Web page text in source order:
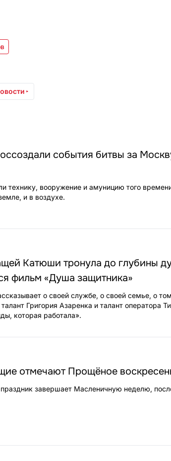
события битвы за
технику, вооружение и амуницию того
и в воздухе.
Катюши тронула до глубины
фильм «Душа защитника»
о своей службе, о своей семье, о
Григория Азаренка и талант оператора
которая работала».
отмечают Прощёное
завершает Масленичную неделю,